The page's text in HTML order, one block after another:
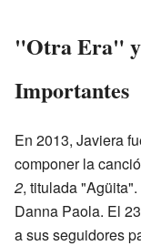
"Otra Era" y
Importantes
En 2013, Javiera
componer la
2, titulada
Danna Paola. El
a sus seguidores